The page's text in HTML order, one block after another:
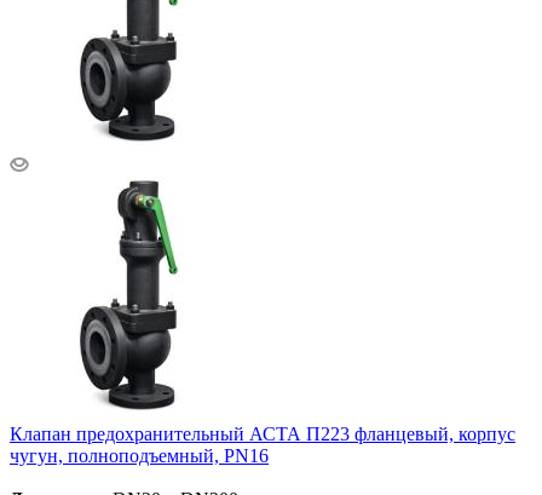
Клапан предохранительный АСТА П223 фланцевый, корпус
чугун, полноподъемный, PN16